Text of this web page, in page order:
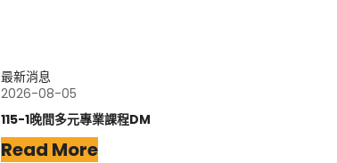
最新消息
2026-08-05
115-1晚間多元專業課程DM
Read More